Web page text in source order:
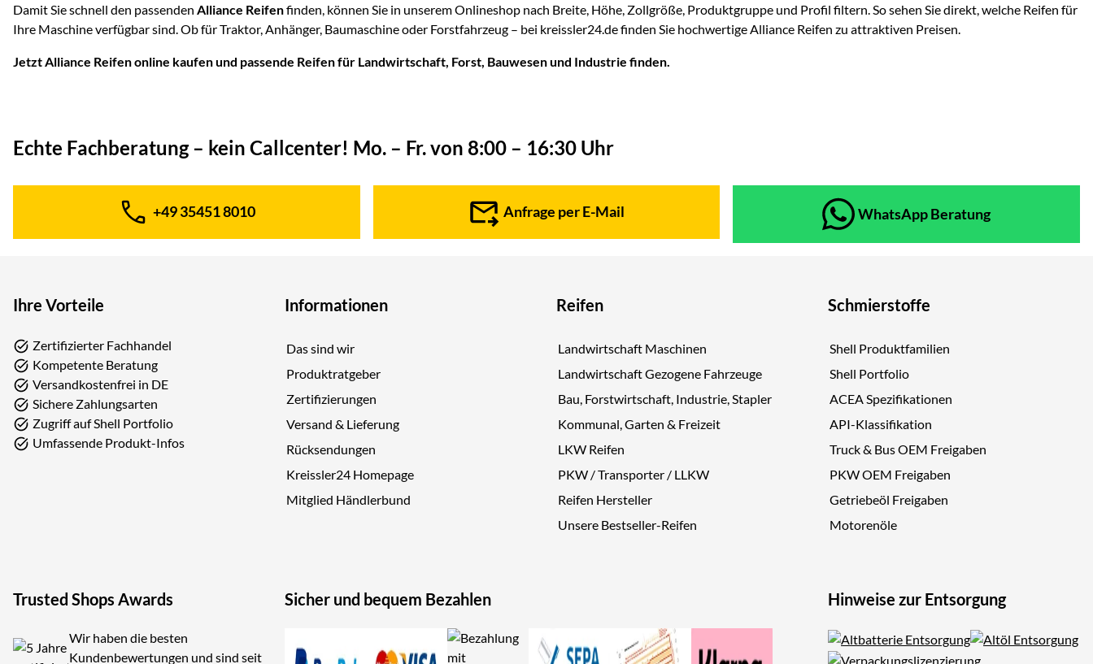
Damit Sie schnell den passenden Alliance Reifenfinden, können Sie in unserem Onlineshop nach Breite, Höhe, Zollgröße, Produktgruppe und Profil filtern. So sehen Sie direkt, welche Reifen für
Ihre Maschine verfügbar sind. Ob für Traktor, Anhänger, Baumaschine oder Forstfahrzeug – bei kreissler24.de finden Sie hochwertige Alliance Reifen zu attraktiven Preisen.
Jetzt Alliance Reifen online kaufen und passende Reifen für Landwirtschaft, Forst, Bauwesen und Industrie finden.
Echte Fachberatung – kein Callcenter! Mo. – Fr. von 8:00 – 16:30 Uhr
Telefon:
+49 35451 8010 Anfrage per E-Mail WhatsApp Beratung
Ihre Vorteile
Zertifizierter Fachhandel
Kompetente Beratung
Versandkostenfrei in DE
Sichere Zahlungsarten
Zugriff auf Shell Portfolio
Umfassende Produkt-Infos
Informationen
Das sind wir
Produktratgeber
Zertifizierungen
Versand & Lieferung
Rücksendungen
Kreissler24 Homepage
Mitglied Händlerbund
Reifen
Landwirtschaft Maschinen
Landwirtschaft Gezogene Fahrzeuge
Bau, Forstwirtschaft, Industrie, Stapler
Kommunal, Garten & Freizeit
LKW Reifen
PKW / Transporter / LLKW
Reifen Hersteller
Unsere Bestseller-Reifen
Schmierstoffe
Shell Produktfamilien
Shell Portfolio
ACEA Spezifikationen
API-Klassifikation
Truck & Bus OEM Freigaben
PKW OEM Freigaben
Getriebeöl Freigaben
Motorenöle
Trusted Shops Awards
Wir haben die besten
Kundenbewertungen und sind seit
Sicher und bequem Bezahlen Hinweise zur Entsorgung